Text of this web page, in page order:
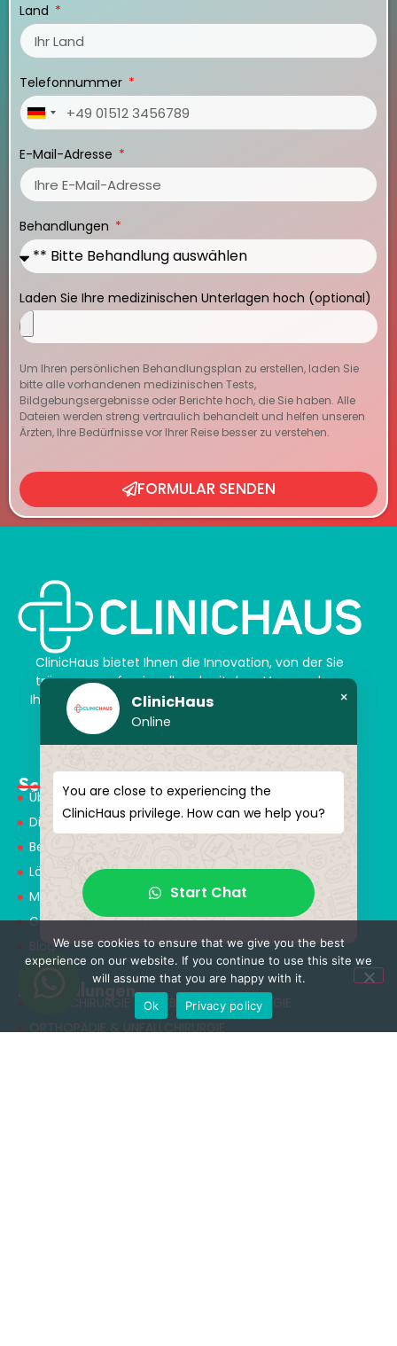
Land
Telefonnummer
Germany
E-Mail-Adresse
Behandlungen
Laden Sie Ihre medizinischen Unterlagen hoch (optional)
Um Ihren persönlichen Behandlungsplan zu erstellen, laden Sie
bitte alle vorhandenen medizinischen Tests,
Bildgebungsergebnisse oder Berichte hoch, die Sie haben. Alle
Dateien werden streng vertraulich behandelt und helfen unseren
Ärzten, Ihre Bedürfnisse vor Ihrer Reise besser zu verstehen.
FORMULAR SENDEN
ClinicHaus bietet Ihnen die Innovation, von der Sie
träumen, professionell und mit dem Versprechen,
Ihnen magische Akzente zu verleihen. Schenken Sie
sich selbst ein neues „Ich“.
Schnellmenü
Über Uns
Dienstleistungen
Behandlungen
Lösungspartner
Medical Consultants
Gesundheitstourismus
Blog
Behandlungen
NEUROCHIRURGIE & WIRBELSÄULENCHIRURGIE
ORTHOPÄDIE & UNFALLCHIRURGIE
ClinicHaus
Online
×
You are close to experiencing the
ClinicHaus privilege. How can we help you?
Start Chat
We use cookies to ensure that we give you the best
experience on our website. If you continue to use this site we
will assume that you are happy with it.
Ok
Privacy policy